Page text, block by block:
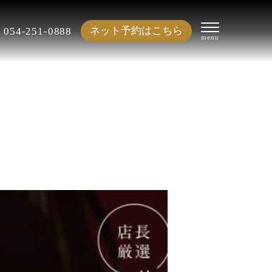
054-251-0888 ネット予約はこちら